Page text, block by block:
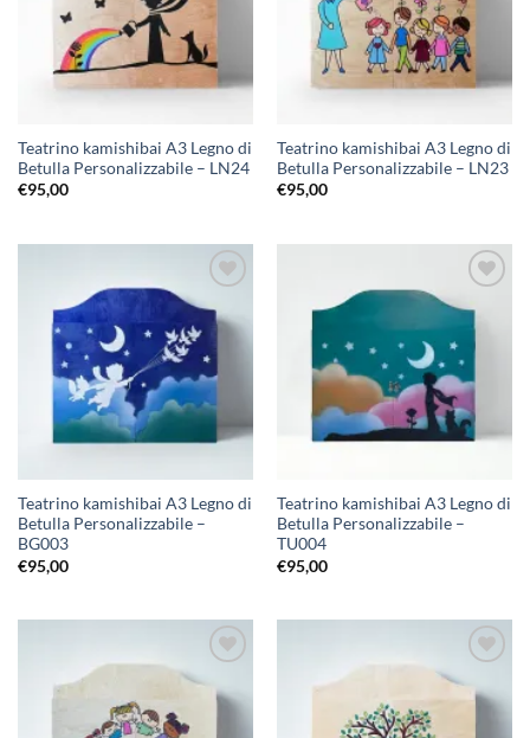
Teatrino kamishibai A3 Legno di
Betulla Personalizzabile – LN24
€95,00
Teatrino kamishibai A3 Legno di
Betulla Personalizzabile – LN23
€95,00
Aggiungi
alla lista
desideri
Teatrino kamishibai A3 Legno di
Betulla Personalizzabile –
BG003
€95,00
Aggiungi
desideri
Teatrino kamishibai A3 Legno di
Betulla Personalizzabile –
TU004
€95,00
Aggiungi
alla lista
desideri
Aggiungi
alla lista